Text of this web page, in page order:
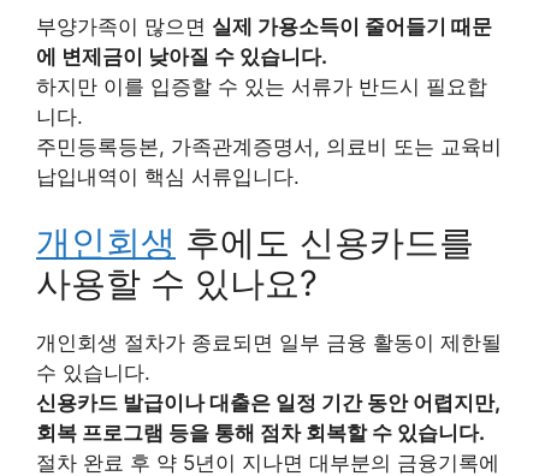
부양가족이 많으면 실제 가용소득이 줄어들기 때문
에 변제금이 낮아질 수 있습니다.
하지만 이를 입증할 수 있는 서류가 반드시 필요합
니다.
주민등록등본, 가족관계증명서, 의료비 또는 교육비
납입내역이 핵심 서류입니다.
개인회생 후에도 신용카드를
사용할 수 있나요?
개인회생 절차가 종료되면 일부 금융 활동이 제한될
수 있습니다.
신용카드 발급이나 대출은 일정 기간 동안 어렵지만,
회복 프로그램 등을 통해 점차 회복할 수 있습니다.
절차 완료 후 약 5년이 지나면 대부분의 금융기록에